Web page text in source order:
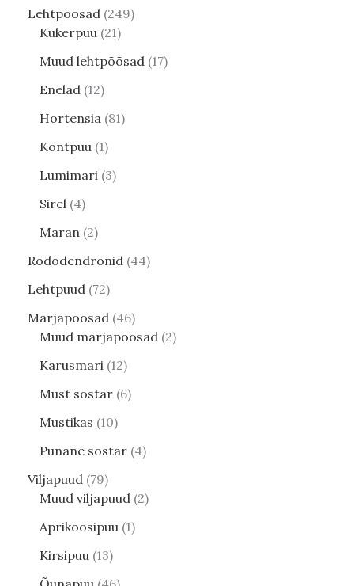
Lehtpõõsad 249
Kukerpuu 21
Muud lehtpõõsad 17
Enelad 12
Hortensia 81
Kontpuu 1
Lumimari 3
Sirel 4
Maran 2
Rododendronid 44
Lehtpuud 72
Marjapõõsad 46
Muud marjapõõsad 2
Karusmari 12
Must sõstar 6
Mustikas 10
Punane sõstar 4
Viljapuud 79
Muud viljapuud 2
Aprikoosipuu 1
Kirsipuu 13